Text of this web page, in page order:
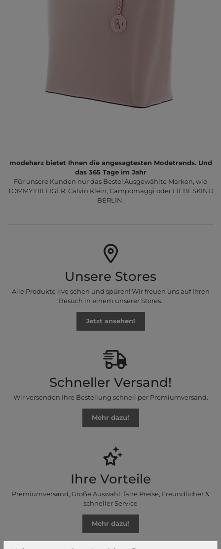
modeherz bietet Ihnen die angesagtesten Modetrends. Und
das 365 Tage im Jahr
Für unsere Kunden nur das Beste! Ausgewählte Marken, wie
TOMMY HILFIGER, Calvin Klein, Campomaggi oder LIEBESKIND
BERLIN.
Unsere Stores
Alle Produkte live sehen und spüren! Wir freuen uns auf Ihren
Besuch in einem unserer Stores.
Jetzt ansehen!
Schneller Versand!
Wir versenden Ihre Bestellung schnell per Premiumversand.
Mehr dazu!
Ihre Vorteile
Premiumversand, Große Auswahl, faire Preise, Freundlicher &
schneller Service
Mehr dazu!